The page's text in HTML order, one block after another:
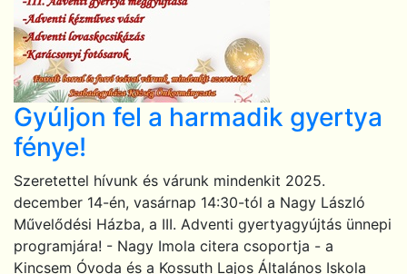
Gyúljon fel a harmadik gyertya
fénye!
Szeretettel hívunk és várunk mindenkit 2025.
december 14-én, vasárnap 14:30-tól a Nagy László
Művelődési Házba, a III. Adventi gyertyagyújtás ünnepi
programjára! - Nagy Imola citera csoportja - a
Kincsem Óvoda és a Kossuth Lajos Általános Iskola